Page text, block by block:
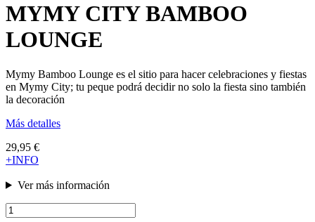
MYMY CITY BAMBOO
LOUNGE
Mymy Bamboo Lounge es el sitio para hacer celebraciones y fiestas
en Mymy City; tu peque podrá decidir no solo la fiesta sino también
la decoración
Más detalles
29,95 €
+INFO
Ver más información